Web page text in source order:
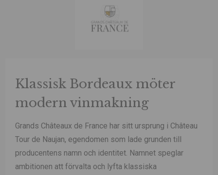
Klassisk Bordeaux möter
modern vinmakning
Grands Châteaux de France har sitt ursprung i Château
Tour de Naujan, egendomen som lade grunden till
producentens namn och identitet. Namnet speglar
ambitionen att förvalta och lyfta klassiska